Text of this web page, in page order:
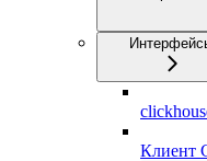
Клиент